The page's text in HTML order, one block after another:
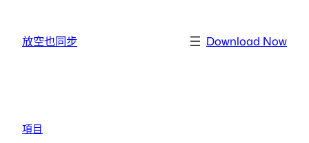
放空也同步 Download Now
項目